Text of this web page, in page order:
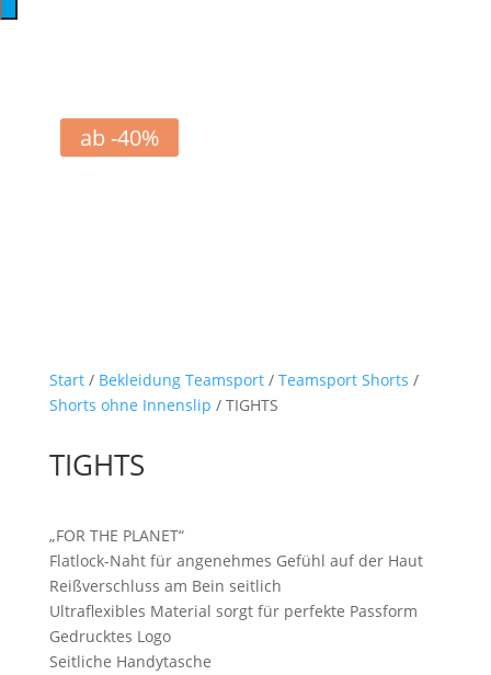
ab -40%
Start/ Bekleidung Teamsport/ Teamsport Shorts /
Shorts ohne Innenslip / TIGHTS
TIGHTS
„FOR THE PLANET“
Flatlock-Naht für angenehmes Gefühl auf der Haut
Reißverschluss am Bein seitlich
Ultraflexibles Material sorgt für perfekte Passform
Gedrucktes Logo
Seitliche Handytasche